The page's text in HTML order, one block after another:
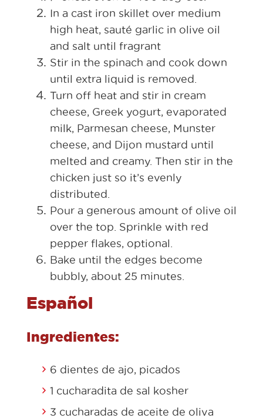
In a cast iron skillet over medium
high heat, sauté garlic in olive oil
and salt until fragrant
Stir in the spinach and cook down
until extra liquid is removed.
Turn off heat and stir in cream
cheese, Greek yogurt, evaporated
milk, Parmesan cheese, Munster
cheese, and Dijon mustard until
melted and creamy. Then stir in the
chicken just so it’s evenly
distributed.
Pour a generous amount of olive oil
over the top. Sprinkle with red
pepper flakes, optional.
Bake until the edges become
bubbly, about 25 minutes.
Español
Ingredientes:
6 dientes de ajo, picados
1 cucharadita de sal kosher
3 cucharadas de aceite de oliva